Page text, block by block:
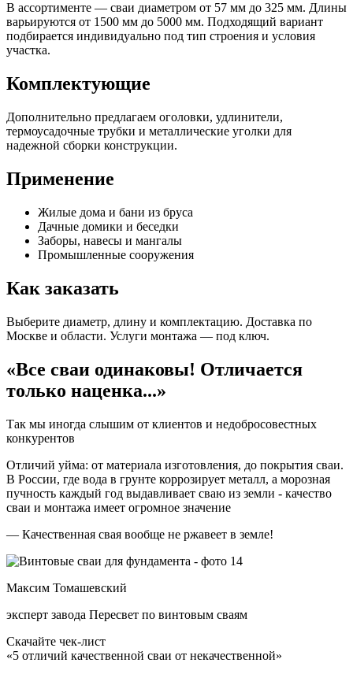
В ассортименте — сваи диаметром от 57 мм до 325 мм. Длины
варьируются от 1500 мм до 5000 мм. Подходящий вариант
подбирается индивидуально под тип строения и условия
участка.
Комплектующие
Дополнительно предлагаем оголовки, удлинители,
термоусадочные трубки и металлические уголки для
надежной сборки конструкции.
Применение
Жилые дома и бани из бруса
Дачные домики и беседки
Заборы, навесы и мангалы
Промышленные сооружения
Как заказать
Выберите диаметр, длину и комплектацию. Доставка по
Москве и области. Услуги монтажа — под ключ.
«Все сваи одинаковы! Отличается
только наценка...»
Так мы иногда слышим от клиентов и недобросовестных
конкурентов
Отличий уйма: от материала изготовления, до покрытия сваи.
В России, где вода в грунте коррозирует металл, а морозная
пучность каждый год выдавливает сваю из земли - качество
сваи и монтажа имеет огромное значение
— Качественная свая вообще не ржавеет в земле!
Максим Томашевский
эксперт завода Пересвет по винтовым сваям
Скачайте чек-лист
«5 отличий качественной сваи от некачественной»